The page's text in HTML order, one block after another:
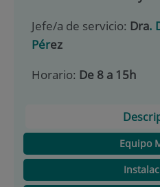
Jefe/a de servicio: Dra.
Pérez
Horario: De 8 a 15h
Equipo